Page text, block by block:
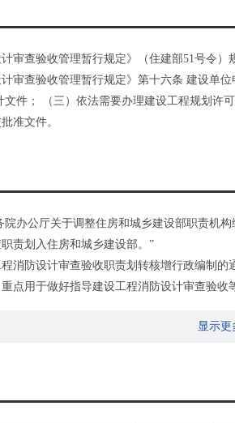
审查验收管理暂行规定》（住建部51号令）
审查验收管理暂行规定》第十六条 建设单
文件； （三）依法需要办理建设工程规划许
准文件。
院办公厅关于调整住房和城乡建设部职责机
责划入住房和城乡建设部。”
程消防设计审查验收职责划转核增行政编制
点用于做好指导建设工程消防设计审查验收
查，住房和城乡建设主管部门依法对审查的
显示更